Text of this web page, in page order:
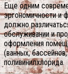
Еще одним
эргономичности и
должно
обслуживании и
оформления
(ванных,
поливинилхлорида.